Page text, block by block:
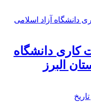
دانشگاه
البرز